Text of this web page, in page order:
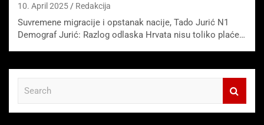
10. April 2025 Redakcija
Suvremene migracije i opstanak nacije, Tado Jurić N1
Demograf Jurić: Razlog odlaska Hrvata nisu toliko plaće…